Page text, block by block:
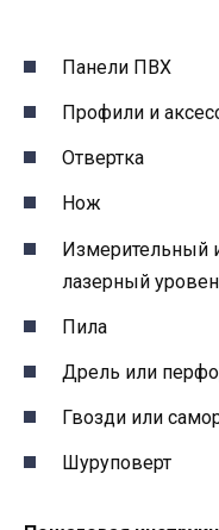
Панели ПВХ
Профили и
Отвертка
Нож
Измерительный
лазерный
Пила
Дрель или
Гвозди или
Шуруповерт